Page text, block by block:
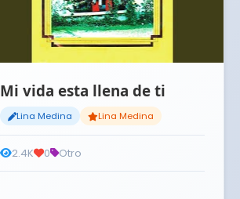
Mi vida esta llena de ti
Lina Medina Lina Medina
2.4K 0 Otro